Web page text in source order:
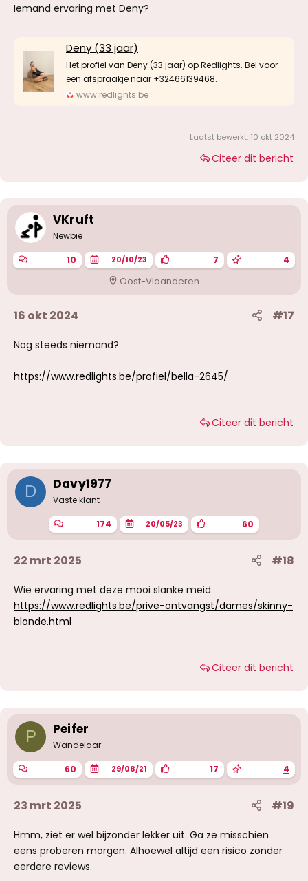
Iemand ervaring met Deny?
Deny (33 jaar)
Het profiel van Deny (33 jaar) op Redlights. Bel voor
een afspraakje naar +32466139468.
www.redlights.be
Laatst bewerkt: 10 okt 2024
Citeer dit bericht
VKruft
Newbie
10 20/10/23 7 4
Oost-Vlaanderen
16 okt 2024 #17
Nog steeds niemand?
https://www.redlights.be/profiel/bella-2645/
Citeer dit bericht
D Davy1977
Vaste klant
174 20/05/23 60
22 mrt 2025 #18
Wie ervaring met deze mooi slanke meid
https://www.redlights.be/prive-ontvangst/dames/skinny-
blonde.html
Citeer dit bericht
P Peifer
Wandelaar
60 29/08/21 17 4
23 mrt 2025 #19
Hmm, ziet er wel bijzonder lekker uit. Ga ze misschien
eens proberen morgen. Alhoewel altijd een risico zonder
eerdere reviews.